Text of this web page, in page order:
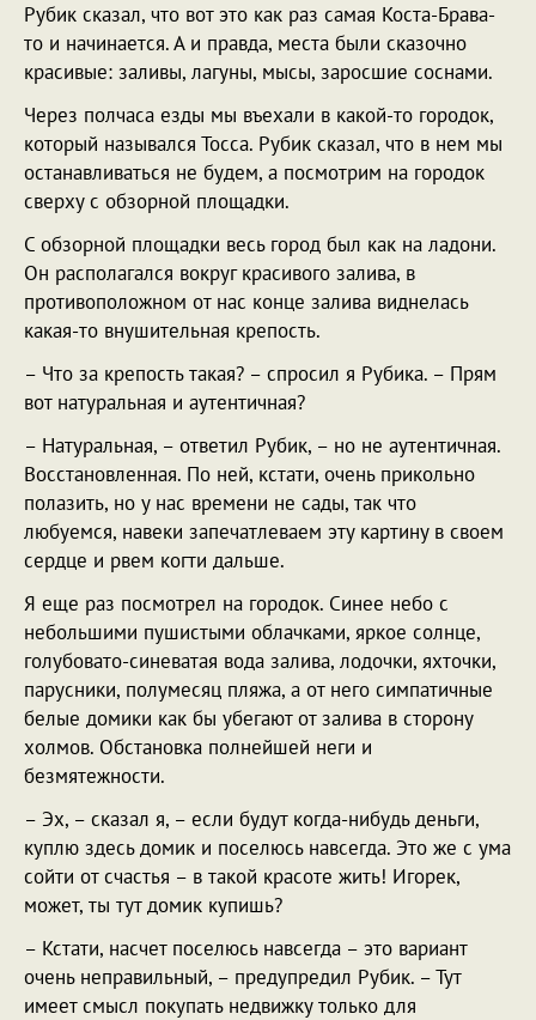
Рубик сказал, что вот это как раз самая Коста-Брава-
то и начинается. А и правда, места были сказочно
красивые: заливы, лагуны, мысы, заросшие соснами.
Через полчаса езды мы въехали в какой-то городок,
который назывался Тосса. Рубик сказал, что в нем мы
останавливаться не будем, а посмотрим на городок
сверху с обзорной площадки.
С обзорной площадки весь город был как на ладони.
Он располагался вокруг красивого залива, в
противоположном от нас конце залива виднелась
какая-то внушительная крепость.
– Что за крепость такая? – спросил я Рубика. – Прям
вот натуральная и аутентичная?
– Натуральная, – ответил Рубик, – но не аутентичная.
Восстановленная. По ней, кстати, очень прикольно
полазить, но у нас времени не сады, так что
любуемся, навеки запечатлеваем эту картину в своем
сердце и рвем когти дальше.
Я еще раз посмотрел на городок. Синее небо с
небольшими пушистыми облачками, яркое солнце,
голубовато-синеватая вода залива, лодочки, яхточки,
парусники, полумесяц пляжа, а от него симпатичные
белые домики как бы убегают от залива в сторону
холмов. Обстановка полнейшей неги и
безмятежности.
– Эх, – сказал я, – если будут когда-нибудь деньги,
куплю здесь домик и поселюсь навсегда. Это же с ума
сойти от счастья – в такой красоте жить! Игорек,
может, ты тут домик купишь?
– Кстати, насчет поселюсь навсегда – это вариант
очень неправильный, – предупредил Рубик. – Тут
имеет смысл покупать недвижку только для